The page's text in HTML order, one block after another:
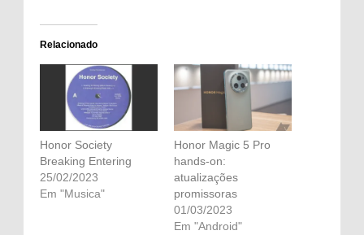
Relacionado
Honor Society
Breaking Entering
25/02/2023
Em "Musica"
Honor Magic 5 Pro
hands-on:
atualizações
promissoras
01/03/2023
Em "Android"